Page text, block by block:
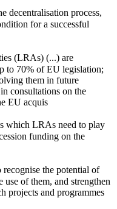
decentralisation process,
for a successful
(LRAs) (...) are
to 70% of EU legislation;
them in future
consultations on the
EU acquis
which LRAs need to play
funding on the
the potential of
of them, and strengthen
projects and programmes